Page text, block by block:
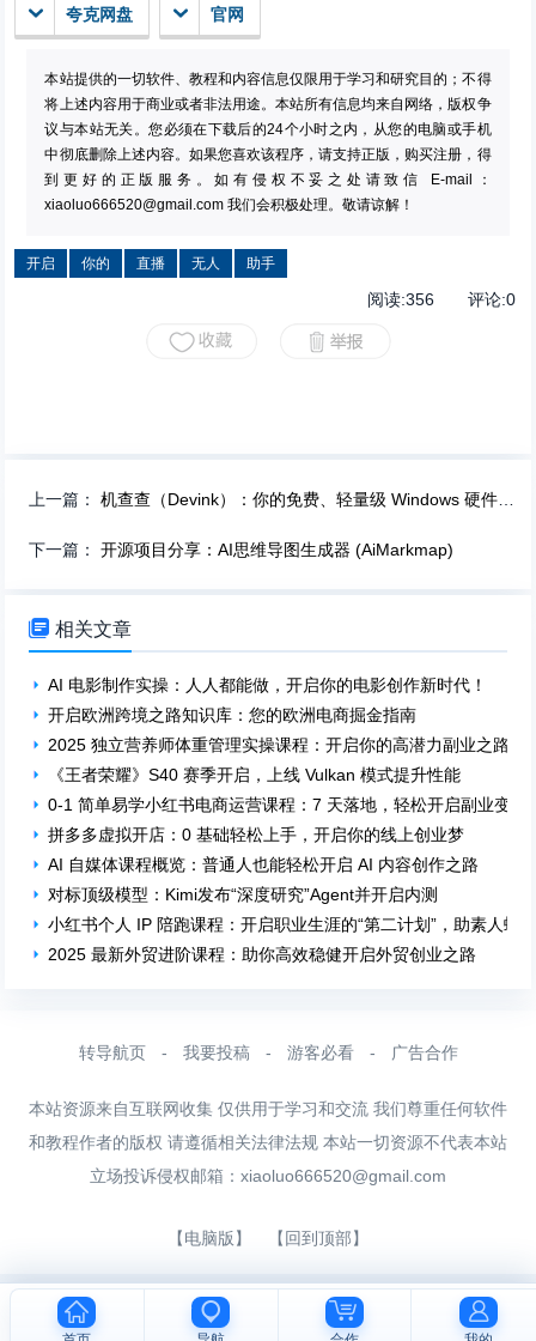
夸克网盘 官网
本站提供的一切软件、教程和内容信息仅限用于学习和研究目的；不得
将上述内容用于商业或者非法用途。本站所有信息均来自网络，版权争
议与本站无关。您必须在下载后的24个小时之内，从您的电脑或手机
中彻底删除上述内容。如果您喜欢该程序，请支持正版，购买注册，得
到更好的正版服务。如有侵权不妥之处请致信 E-mail：
xiaoluo666520@gmail.com 我们会积极处理。敬请谅解！
开启 你的 直播 无人 助手
阅读:356评论:0
上一篇：机查查（Devink）：你的免费、轻量级 Windows 硬件信息助手
下一篇：开源项目分享：AI思维导图生成器 (AiMarkmap)
 相关文章
AI 电影制作实操：人人都能做，开启你的电影创作新时代！
开启欧洲跨境之路知识库：您的欧洲电商掘金指南
2025 独立营养师体重管理实操课程：开启你的高潜力副业之路
《王者荣耀》S40 赛季开启，上线 Vulkan 模式提升性能
0-1 简单易学小红书电商运营课程：7 天落地，轻松开启副业变现
拼多多虚拟开店：0 基础轻松上手，开启你的线上创业梦
AI 自媒体课程概览：普通人也能轻松开启 AI 内容创作之路
对标顶级模型：Kimi发布“深度研究”Agent并开启内测
小红书个人 IP 陪跑课程：开启职业生涯的“第二计划”，助素人蜕
2025 最新外贸进阶课程：助你高效稳健开启外贸创业之路
转导航页 - 我要投稿 - 游客必看 - 广告合作
本站资源来自互联网收集 仅供用于学习和交流 我们尊重任何软件
和教程作者的版权 请遵循相关法律法规 本站一切资源不代表本站
立场投诉侵权邮箱： xiaoluo666520@gmail.com
【电脑版】 【回到顶部】